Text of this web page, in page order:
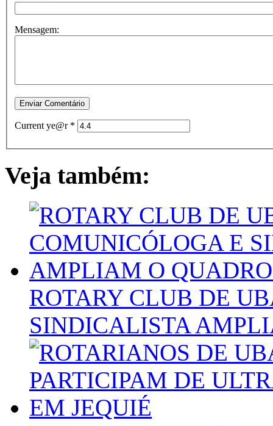
Mensagem:
Current ye@r *
Veja também:
ROTARY CLUB DE
SINDICALISTA